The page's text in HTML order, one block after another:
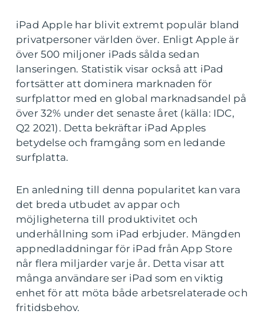
iPad Apple har blivit extremt populär bland
privatpersoner världen över. Enligt Apple är
över 500 miljoner iPads sålda sedan
lanseringen. Statistik visar också att iPad
fortsätter att dominera marknaden för
surfplattor med en global marknadsandel på
över 32% under det senaste året (källa: IDC,
Q2 2021). Detta bekräftar iPad Apples
betydelse och framgång som en ledande
surfplatta.
En anledning till denna popularitet kan vara
det breda utbudet av appar och
möjligheterna till produktivitet och
underhållning som iPad erbjuder. Mängden
appnedladdningar för iPad från App Store
når flera miljarder varje år. Detta visar att
många användare ser iPad som en viktig
enhet för att möta både arbetsrelaterade och
fritidsbehov.